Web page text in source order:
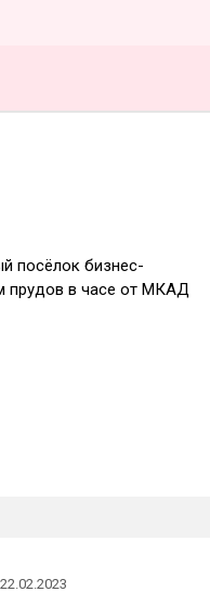
посёлок бизнес-
прудов в часе от МКАД
22.02.2023